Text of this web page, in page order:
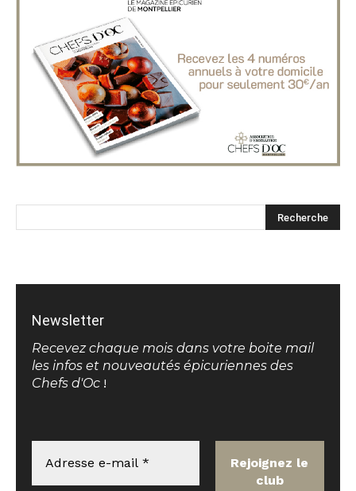
Newsletter
Recevez chaque mois dans votre boite mail
les infos et nouveautés épicuriennes des
Chefs d'Oc !